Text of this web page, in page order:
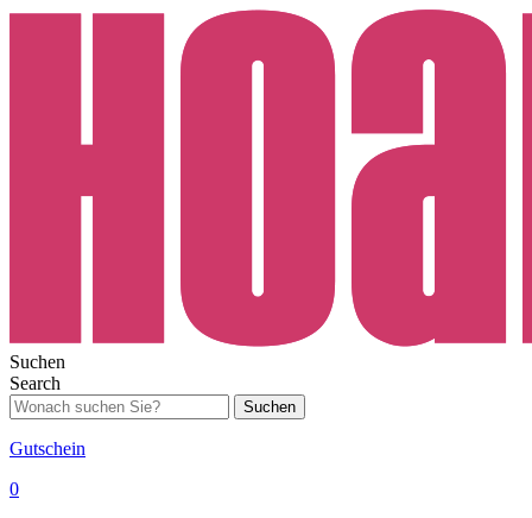
Suchen
Search
Suchen
Gutschein
0